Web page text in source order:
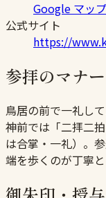
Google マッ
公式サイト
https://
参拝のマナー
鳥居の前で一礼し
神前では「二拝二
は合掌・一礼）。
端を歩くのが丁寧と